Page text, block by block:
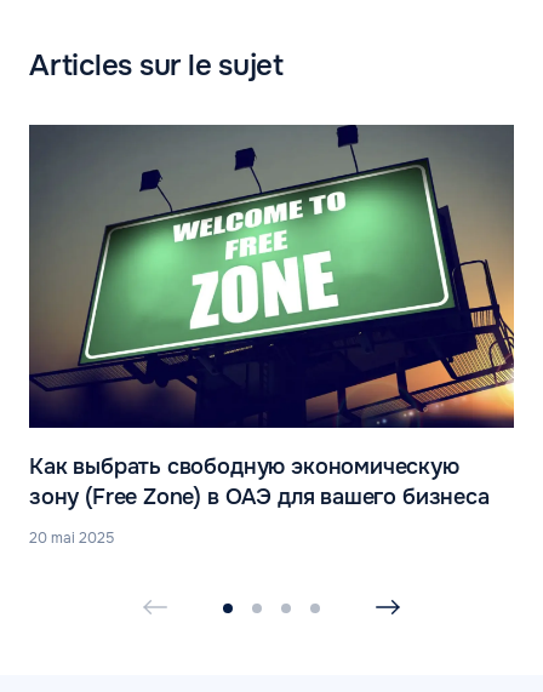
Articles sur le sujet
Как выбрать свободную экономическую
зону (Free Zone) в ОАЭ для вашего бизнеса
20 mai 2025